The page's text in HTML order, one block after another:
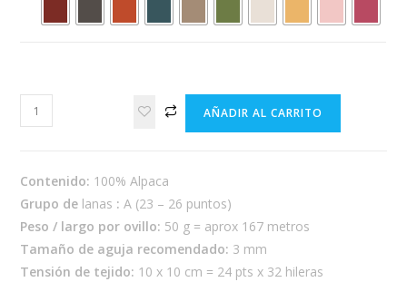
LANA
DROPS
cantidad
AÑADIR AL CARRITO
Contenido: 100% Alpaca
Grupo de lanas : A (23 – 26 puntos)
Peso / largo por ovillo: 50 g = aprox 167 metros
Tamaño de aguja recomendado: 3 mm
Tensión de tejido: 10 x 10 cm = 24 pts x 32 hileras